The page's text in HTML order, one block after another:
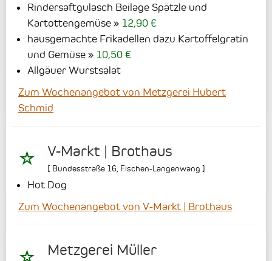
Rindersaftgulasch Beilage Spätzle und
Kartottengemüse
12,90 €
hausgemachte Frikadellen dazu Kartoffelgratin
und Gemüse
10,50 €
Allgäuer Wurstsalat
Zum Wochenangebot von Metzgerei Hubert
Schmid
V-Markt | Brothaus
[ Bundesstraße 16 Fischen-Langenwang ]
Hot Dog
Zum Wochenangebot von V-Markt | Brothaus
Metzgerei Müller